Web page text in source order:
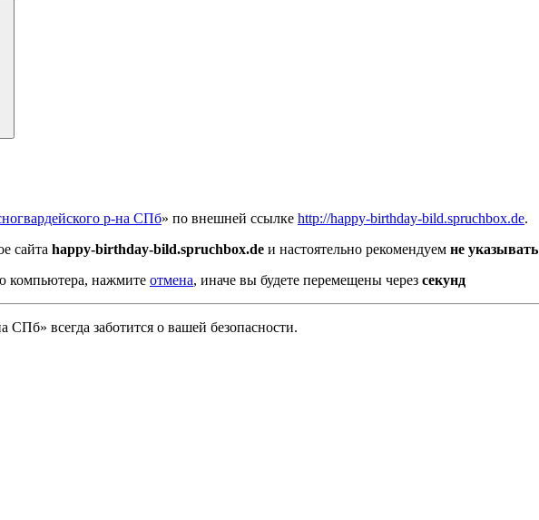
р-на СПб» по внешней ссылке http://happy-birthday-bild.spruchbox.de.
сайта happy-birthday-bild.spruchbox.de и настоятельно рекомендуем не указывать
компьютера, нажмите отмена, иначе вы будете перемещены через секунд
всегда заботится о вашей безопасности.